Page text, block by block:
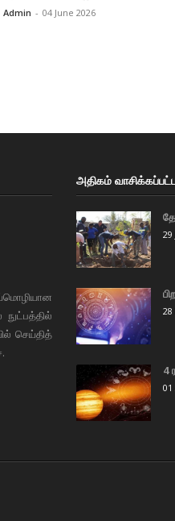
Admin - 04 June 2026
செய்தித்
அதிகம்
29
28
4
01